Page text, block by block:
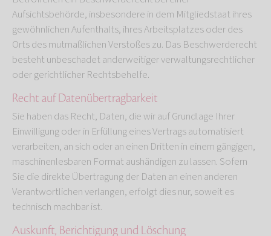
Aufsichtsbehörde, insbesondere in dem Mitgliedstaat ihres
gewöhnlichen Aufenthalts, ihres Arbeitsplatzes oder des
Orts des mutmaßlichen Verstoßes zu. Das Beschwerderecht
besteht unbeschadet anderweitiger verwaltungsrechtlicher
oder gerichtlicher Rechtsbehelfe.
Recht auf Daten­übertrag­barkeit
Sie haben das Recht, Daten, die wir auf Grundlage Ihrer
Einwilligung oder in Erfüllung eines Vertrags automatisiert
verarbeiten, an sich oder an einen Dritten in einem gängigen,
maschinenlesbaren Format aushändigen zu lassen. Sofern
Sie die direkte Übertragung der Daten an einen anderen
Verantwortlichen verlangen, erfolgt dies nur, soweit es
technisch machbar ist.
Auskunft, Berichtigung und Löschung